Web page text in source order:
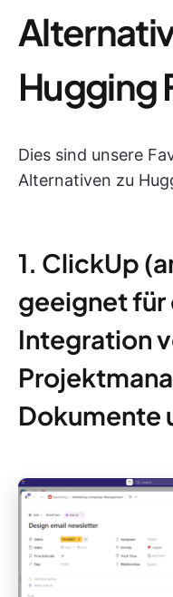
Hugging
Dies sind unsere
Alternativen zu
1. ClickUp
geeignet
Integration
Dokumente